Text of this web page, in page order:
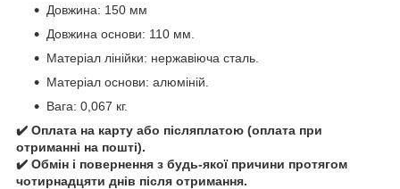
Довжина: 150 мм
Довжина основи: 110 мм.
Матеріал лінійки: нержавіюча сталь.
Матеріал основи: алюміній.
Вага: 0,067 кг.
✔️ Оплата на карту або післяплатою (оплата при
отриманні на пошті).
✔️ Обмін і повернення з будь-якої причини протягом
чотирнадцяти днів після отримання.